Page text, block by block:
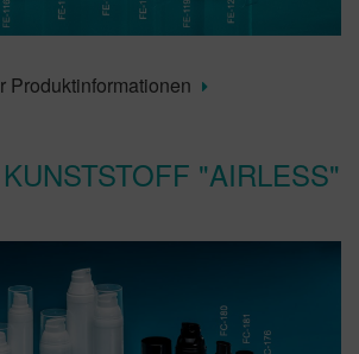
Produktinformationen
"AIRLESS"